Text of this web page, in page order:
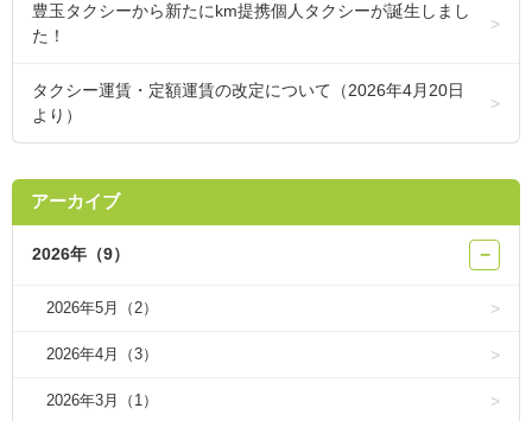
豊玉タクシーから新たにkm提携個人タクシーが誕生しまし
た！
タクシー運賃・定額運賃の改定について（2026年4月20日
より）
アーカイブ
2026年（9） −
2026年5月（2）
2026年4月（3）
2026年3月（1）